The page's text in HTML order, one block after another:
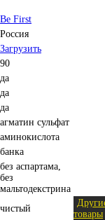
Be First
Россия
Загрузить
90
да
да
да
агматин сульфат
аминокислота
банка
без аспартама,
без
мальтодекстрина
чистый
товары